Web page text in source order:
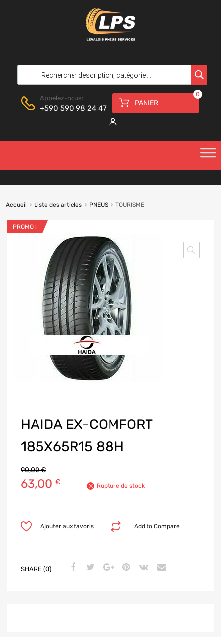
Appelez-nous:
+590 590 98 24 47
PANIER
0
Accueil Liste des articles PNEUS TOURISME
PROMO !
HAIDA EX-COMFORT
185X65R15 88H
90,00€
63,00 € Rupture de stock
Add to Compare
Ajouter aux favoris
SHARE (0)